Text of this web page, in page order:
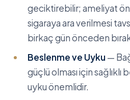
geciktirebilir; ameliyat
sigaraya ara verilmesi
birkaç gün önceden
Beslenme ve Uyku —
güçlü olması için
uyku önemlidir.